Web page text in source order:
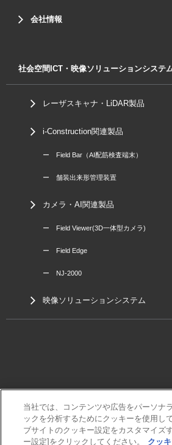
会社情報
社会空間ICT・映像ソリューションシステ
レーザスキャナ・LiDAR製品
i-Construction関連製品
ー Field Bar（AI配筋検査端末）
ー 舗装出来形管理装置
カメラ・AI関連製品
ー Field Viewer(3D一体型カメラ)
ー Field Edge
ー NJ-2000
映像ソリューションシステム
三菱電機
利用規程
個人情報保護方針
当社では、コンテンツや広告をパーソナ
ックを分析するためにクッキーを使用し
ブサイトのクッキー設定をカスタマイズ
ー設定]をクリックしてください。
クッ